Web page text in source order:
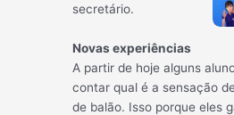
secretário.
Novas experiências
A partir de hoje alguns
contar qual é a sensação
de balão. Isso porque eles